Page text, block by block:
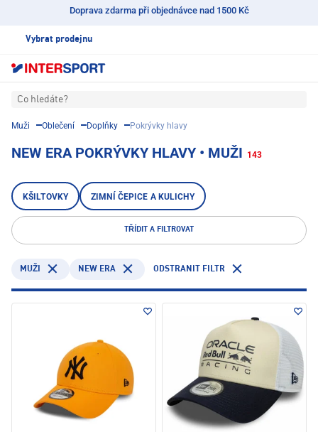
Doprava zdarma při objednávce nad 1500 Kč
Vybrat prodejnu
Co hledáte?
Muži Oblečení Doplňky Pokrývky hlavy
NEW ERA POKRÝVKY HLAVY • MUŽI 143
KŠILTOVKY ZIMNÍ ČEPICE A KULICHY
TŘÍDIT A FILTROVAT
MUŽI NEW ERA ODSTRANIT FILTR